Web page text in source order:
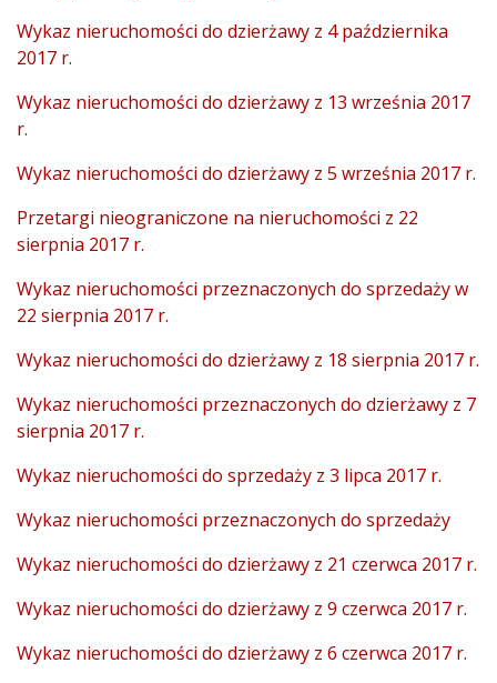
Wykaz nieruchomości do dzierżawy z 4 października
2017 r.
Wykaz nieruchomości do dzierżawy z 13 września 2017
r.
Wykaz nieruchomości do dzierżawy z 5 września 2017 r.
Przetargi nieograniczone na nieruchomości z 22
sierpnia 2017 r.
Wykaz nieruchomości przeznaczonych do sprzedaży w
22 sierpnia 2017 r.
Wykaz nieruchomości do dzierżawy z 18 sierpnia 2017 r.
Wykaz nieruchomości przeznaczonych do dzierżawy z 7
sierpnia 2017 r.
Wykaz nieruchomości do sprzedaży z 3 lipca 2017 r.
Wykaz nieruchomości przeznaczonych do sprzedaży
Wykaz nieruchomości do dzierżawy z 21 czerwca 2017 r.
Wykaz nieruchomości do dzierżawy z 9 czerwca 2017 r.
Wykaz nieruchomości do dzierżawy z 6 czerwca 2017 r.